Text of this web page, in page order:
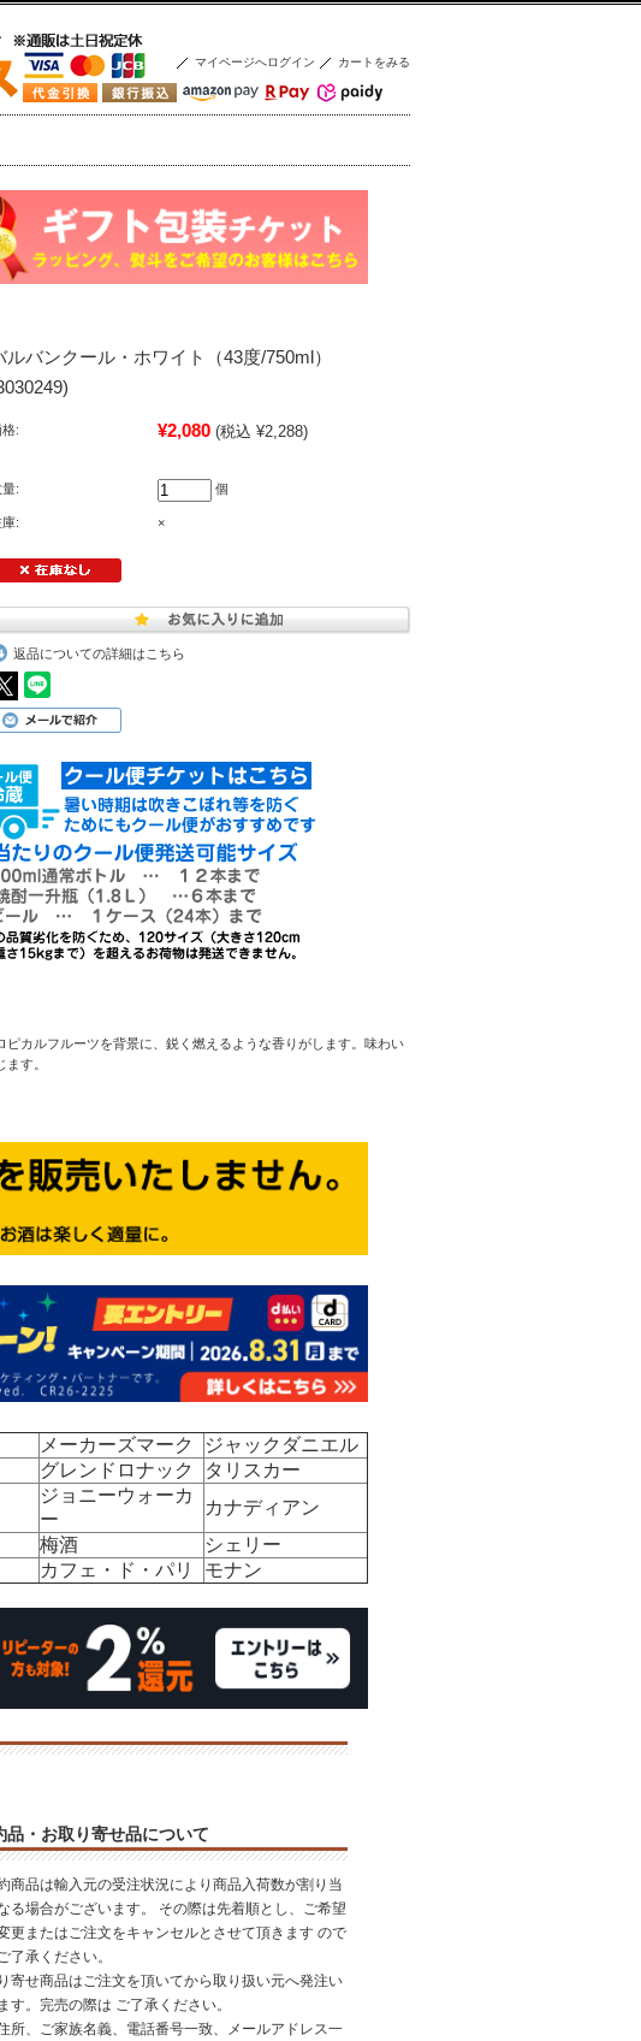
マイページへログイン カートをみる
ルバンクール・ホワイト（43度/750ml）
: ¥2,080 (税込 ¥2,288)
: 個
: ×
返品についての詳細はこちら
カルフルーツを背景に、鋭く燃えるような香りがします。味わい
す。
メーカーズマーク
ジャックダニエル
グレンドロナック
タリスカー
ジョニーウォーカ
ー
カナディアン
梅酒
シェリー
カフェ・ド・パリ モナン
品・お取り寄せ品について
商品は輸入元の受注状況により商品入荷数が割り当
る場合がございます。 その際は先着順とし、ご希望
更またはご注文をキャンセルとさせて頂きます ので
了承ください。
寄せ商品はご注文を頂いてから取り扱い元へ発注い
す。完売の際は ご了承ください。
所、ご家族名義、電話番号一致、メールアドレス一